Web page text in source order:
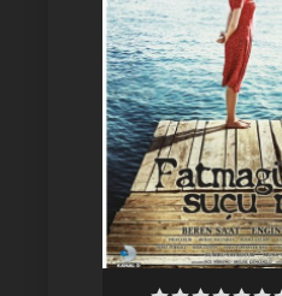
Правосyдие
Любовь напрокат